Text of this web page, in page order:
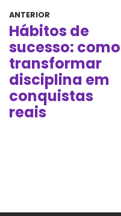
ANTERIOR
Hábitos de
sucesso: como
transformar
disciplina em
conquistas
reais